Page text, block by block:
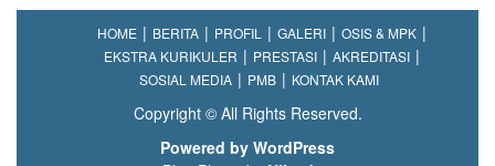
HOME BERITA PROFIL GALERI
OSIS & MPK
EKSTRA KURIKULER
PRESTASI
AKREDITASI
SOSIAL MEDIA
PMB KONTAK KAMI
Copyright © All Rights Reserved.
Powered by WordPress